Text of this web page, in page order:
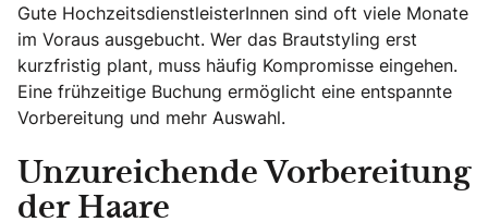
Gute HochzeitsdienstleisterInnen sind oft viele Monate
im Voraus ausgebucht. Wer das Brautstyling erst
kurzfristig plant, muss häufig Kompromisse eingehen.
Eine frühzeitige Buchung ermöglicht eine entspannte
Vorbereitung und mehr Auswahl.
Unzureichende Vorbereitung
der Haare